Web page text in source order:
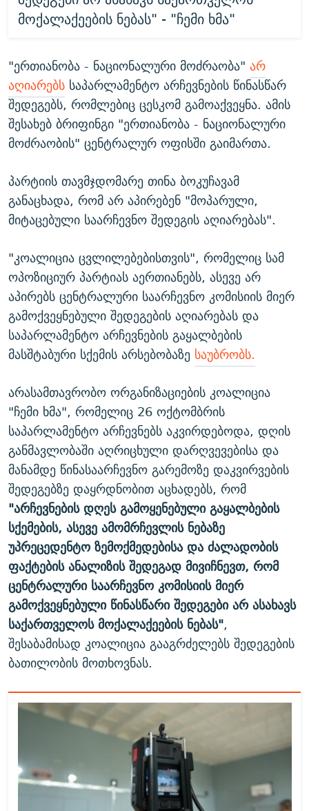
მოქალაქეების ნებას" - "ჩემი ხმა"
"ერთიანობა - ნაციონალური მოძრაობა" არ
აღიარებს საპარლამენტო არჩევნების წინასწარ
შედეგებს, რომლებიც ცესკომ გამოაქვეყნა. ამის
შესახებ ბრიფინგი "ერთიანობა - ნაციონალური
მოძრაობის" ცენტრალურ ოფისში გაიმართა.
პარტიის თავმჯდომარე თინა ბოკუჩავამ
განაცხადა, რომ არ აპირებენ "მოპარული,
მიტაცებული საარჩევნო შედეგის აღიარებას".
"კოალიცია ცვლილებებისთვის", რომელიც სამ
ოპოზიციურ პარტიას აერთიანებს, ასევე არ
აპირებს ცენტრალური საარჩევნო კომისიის მიერ
გამოქვეყნებული შედეგების აღიარებას და
საპარლამენტო არჩევნების გაყალბების
მასშტაბური სქემის არსებობაზე საუბრობს.
არასამთავრობო ორგანიზაციების კოალიცია
"ჩემი ხმა", რომელიც 26 ოქტომბრის
საპარლამენტო არჩევნებს აკვირდებოდა, დღის
განმავლობაში აღრიცხული დარღვევებისა და
მანამდე წინასაარჩევნო გარემოზე დაკვირვების
შედეგებზე დაყრდნობით აცხადებს, რომ
"არჩევნების დღეს გამოყენებული გაყალბების
სქემების, ასევე ამომრჩევლის ნებაზე
უპრეცედენტო ზემოქმედებისა და ძალადობის
ფაქტების ანალიზის შედეგად მივიჩნევთ, რომ
ცენტრალური საარჩევნო კომისიის მიერ
გამოქვეყნებული წინასწარი შედეგები არ ასახავს
საქართველოს მოქალაქეების ნებას",
შესაბამისად კოალიცია გააგრძელებს შედეგების
ბათილობის მოთხოვნას.